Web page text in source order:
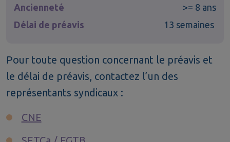
Ancienneté
>= 8 ans
Délai de préavis
13 semaines
Pour toute question concernant le préavis et
le délai de préavis, contactez l’un des
représentants syndicaux :
CNE